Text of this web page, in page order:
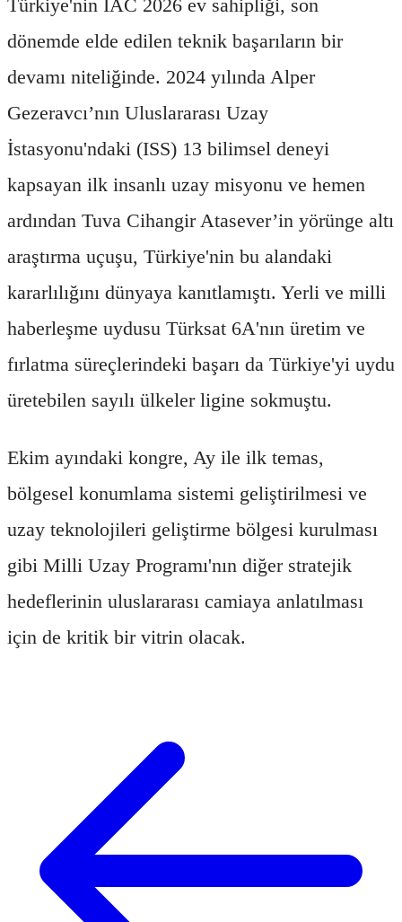
Türkiye'nin IAC 2026 ev sahipliği, son
dönemde elde edilen teknik başarıların bir
devamı niteliğinde. 2024 yılında Alper
Gezeravcı’nın Uluslararası Uzay
İstasyonu'ndaki (ISS) 13 bilimsel deneyi
kapsayan ilk insanlı uzay misyonu ve hemen
ardından Tuva Cihangir Atasever’in yörünge altı
araştırma uçuşu, Türkiye'nin bu alandaki
kararlılığını dünyaya kanıtlamıştı. Yerli ve milli
haberleşme uydusu Türksat 6A'nın üretim ve
fırlatma süreçlerindeki başarı da Türkiye'yi uydu
üretebilen sayılı ülkeler ligine sokmuştu.
Ekim ayındaki kongre, Ay ile ilk temas,
bölgesel konumlama sistemi geliştirilmesi ve
uzay teknolojileri geliştirme bölgesi kurulması
gibi Milli Uzay Programı'nın diğer stratejik
hedeflerinin uluslararası camiaya anlatılması
için de kritik bir vitrin olacak.